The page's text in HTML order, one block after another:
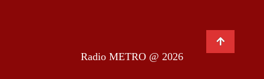
Radio METRO @ 2026